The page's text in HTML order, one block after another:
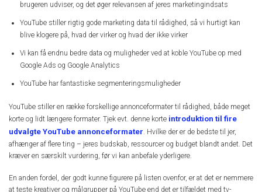
brugeren udviser, og det øger relevansen af jeres marketingindsats
YouTube stiller rigtig gode marketing data til rådighed, så vi hurtigt kan
blive klogere på, hvad der virker og hvad der ikke virker
Vi kan få endnu bedre data og muligheder ved at koble YouTube op med
Google Ads og Google Analytics
YouTube har fantastiske segmenteringsmuligheder
YouTube stiller en række forskellige annonceformater til rådighed, både meget
korte og lidt længere formater. Tjek evt. denne korte introduktion til fire
udvalgte YouTube annonceformater. Hvilke der er de bedste til jer,
afhænger af flere ting – jeres budskab, ressourcer og budget blandt andet. Det
kræver en særskilt vurdering, før vi kan anbefale yderligere.
En anden fordel, der godt kunne figurere på listen ovenfor, er at det er nemmere
at teste kreativer og målgrupper på YouTube end det er tilfældet med tv-